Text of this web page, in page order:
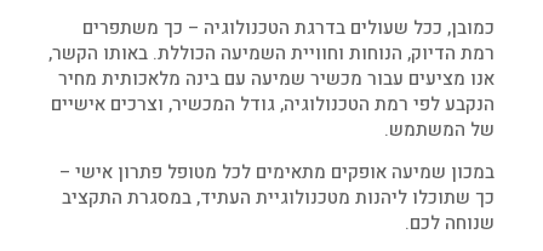
כמובן, ככל שעולים בדרגת הטכנולוגיה – כך משתפרים
רמת הדיוק, הנוחות וחוויית השמיעה הכוללת. באותו הקשר,
אנו מציעים עבור מכשיר שמיעה עם בינה מלאכותית מחיר
הנקבע לפי רמת הטכנולוגיה, גודל המכשיר, וצרכים אישיים
של המשתמש.
במכון שמיעה אופקים מתאימים לכל מטופל פתרון אישי –
כך שתוכלו ליהנות מטכנולוגיית העתיד, במסגרת התקציב
שנוחה לכם.